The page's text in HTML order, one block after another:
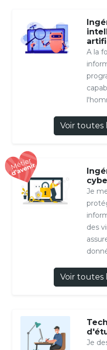
A la
Voir toutes
Je
des
Voir toutes
Je